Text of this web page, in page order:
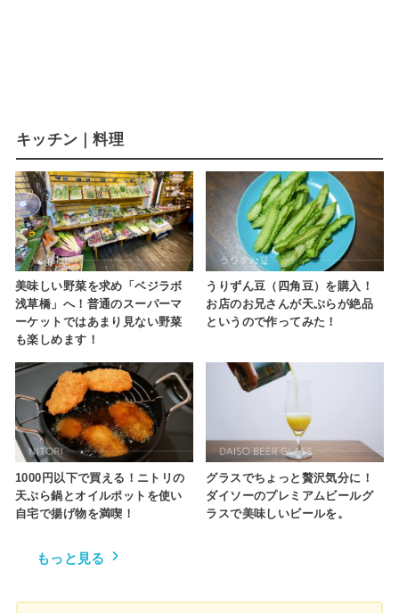
キッチン｜料理
美味しい野菜を求め「ベジラボ
浅草橋」へ！普通のスーパーマ
ーケットではあまり見ない野菜
も楽しめます！
うりずん豆（四角豆）を購入！
お店のお兄さんが天ぷらが絶品
というので作ってみた！
1000円以下で買える！ニトリの
天ぷら鍋とオイルポットを使い
自宅で揚げ物を満喫！
グラスでちょっと贅沢気分に！
ダイソーのプレミアムビールグ
ラスで美味しいビールを。
もっと見る